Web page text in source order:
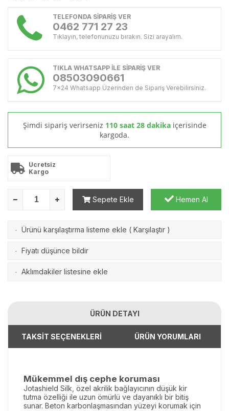
TELEFONDA SİPARİŞ VER
0462 771 27 23
Tıklayın, telefonunuzu bırakın. Sizi arayalım.
TIKLA WHATSAPP İLE SİPARİŞ VER
08503090661
7x24 Whatsapp Üzerinden de Sipariş Verebilirsiniz.
Şimdi sipariş verirseniz 110 saat 28 dakika içerisinde
kargoda.
Ücretsiz
Kargo
Sepete Ekle Hemen Al
· Ürünü karşılaştırma listeme ekle ( Karşılaştır )
· Fiyatı düşünce bildir
· Aklımdakiler listesine ekle
ÜRÜN DETAYI
TAKSİT SEÇENEKLERİ ÜRÜN YORUMLARI
Mükemmel dış cephe koruması
Jotashield Silk, özel akrilik bağlayıcının düşük kir
tutma özelliği ile uzun ömürlü ve dayanıklı bir bitiş
sunar. Beton karbonlaşmasından yüzeyi korumak için